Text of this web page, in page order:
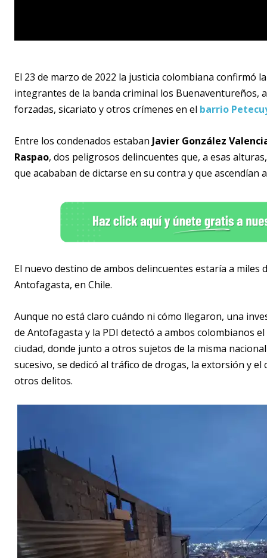
El 23 de marzo de 2022 la justicia colombiana confirmó
integrantes de la banda criminal los Buenaventureños,
forzadas, sicariato y otros crímenes en el barrio
Entre los condenados estaban Javier González
Raspao, dos peligrosos delincuentes que, a esas
que acababan de dictarse en su contra y que ascendían
El nuevo destino de ambos delincuentes estaría a miles
Antofagasta, en Chile.
Aunque no está claro cuándo ni cómo llegaron, una
de Antofagasta y la PDI detectó a ambos colombianos
ciudad, donde junto a otros sujetos de la misma
sucesivo, se dedicó al tráfico de drogas, la extorsión y
otros delitos.